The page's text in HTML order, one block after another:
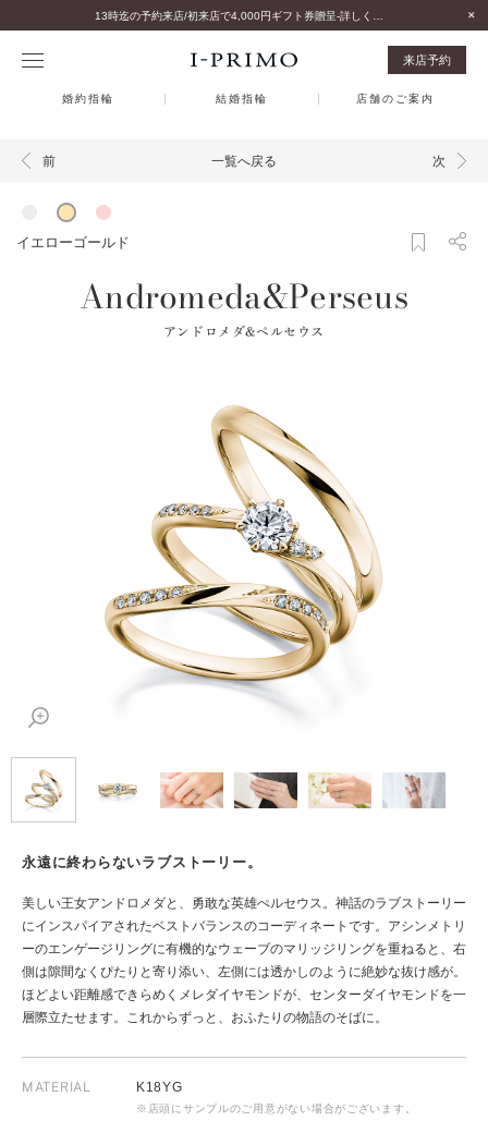
来店予約
婚約指輪 結婚指輪 店舗のご案内
前 一覧へ戻る 次
イエローゴールド
Andromeda&Perseus
アンドロメダ&ペルセウス
永遠に終わらないラブストーリー。
美しい王女アンドロメダと、勇敢な英雄ぺルセウス。神話のラブストーリー
にインスパイアされたベストバランスのコーディネートです。アシンメトリ
ーのエンゲージリングに有機的なウェーブのマリッジリングを重ねると、右
側は隙間なくぴたりと寄り添い、左側には透かしのように絶妙な抜け感が。
ほどよい距離感できらめくメレダイヤモンドが、センターダイヤモンドを一
層際立たせます。これからずっと、おふたりの物語のそばに。
MATERIAL K18YG
※店頭にサンプルのご用意がない場合がございます。